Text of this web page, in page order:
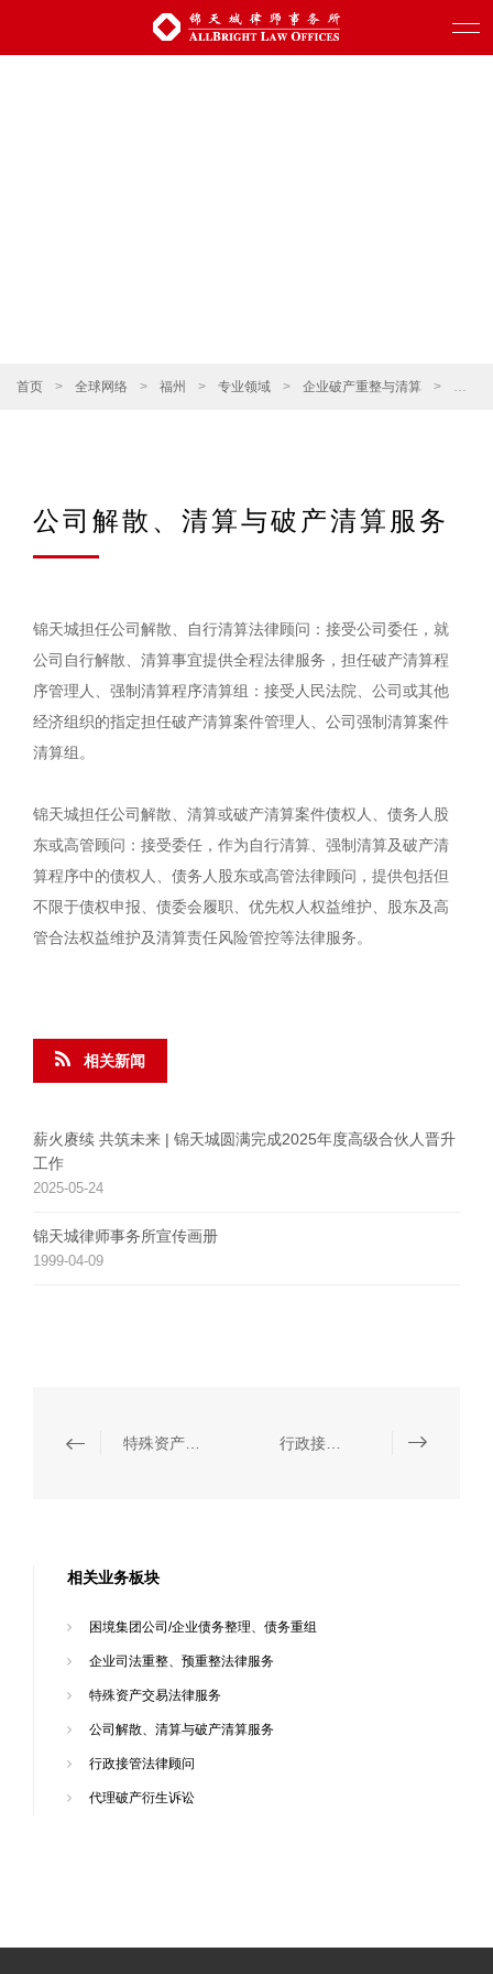
首页 > 全球网络 > 福州 > 专业领域 > 企业破产重整与清算 > 公司
公司解散、清算与破产清算服务
锦天城担任公司解散、自行清算法律顾问：接受公司委任，就
公司自行解散、清算事宜提供全程法律服务，担任破产清算程
序管理人、强制清算程序清算组：接受人民法院、公司或其他
经济组织的指定担任破产清算案件管理人、公司强制清算案件
清算组。
锦天城担任公司解散、清算或破产清算案件债权人、债务人股
东或高管顾问：接受委任，作为自行清算、强制清算及破产清
算程序中的债权人、债务人股东或高管法律顾问，提供包括但
不限于债权申报、债委会履职、优先权人权益维护、股东及高
管合法权益维护及清算责任风险管控等法律服务。
相关新闻
薪火赓续 共筑未来 | 锦天城圆满完成2025年度高级合伙人晋升
工作
2025-05-24
锦天城律师事务所宣传画册
1999-04-09
相关业务板块
困境集团公司/企业债务整理、债务重组
企业司法重整、预重整法律服务
特殊资产交易法律服务
公司解散、清算与破产清算服务
行政接管法律顾问
代理破产衍生诉讼